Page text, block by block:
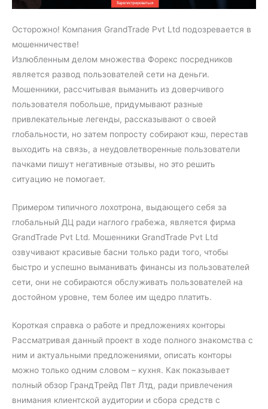
Осторожно! Компания GrandTrade Pvt Ltd подозревается в
мошенничестве!
Излюбленным делом множества Форекс посредников
является развод пользователей сети на деньги.
Мошенники, рассчитывая выманить из доверчивого
пользователя побольше, придумывают разные
привлекательные легенды, рассказывают о своей
глобальности, но затем попросту собирают кэш, перестав
выходить на связь, а неудовлетворенные пользователи
пачками пишут негативные отзывы, но это решить
ситуацию не помогает.
Примером типичного лохотрона, выдающего себя за
глобальный ДЦ ради наглого грабежа, является фирма
GrandTrade Pvt Ltd. Мошенники GrandTrade Pvt Ltd
озвучивают красивые басни только ради того, чтобы
быстро и успешно выманивать финансы из пользователей
сети, они не собираются обслуживать пользователей на
достойном уровне, тем более им щедро платить.
Короткая справка о работе и предложениях конторы
Рассматривая данный проект в ходе полного знакомства с
ним и актуальными предложениями, описать конторы
можно только одним словом – кухня. Как показывает
полный обзор ГрандТрейд Пвт Лтд, ради привлечения
внимания клиентской аудитории и сбора средств с